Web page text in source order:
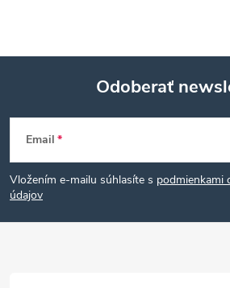
Z
á
p
Odoberať
Email
Vložením e-mailu súhlasíte s podmienkami
údajov